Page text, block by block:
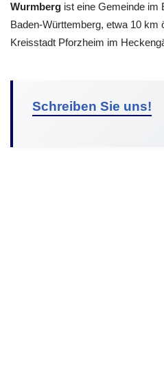
Wurmberg ist eine Gemeinde im
Baden-Württemberg, etwa 10 km
Kreisstadt Pforzheim im
Schreiben Sie uns!